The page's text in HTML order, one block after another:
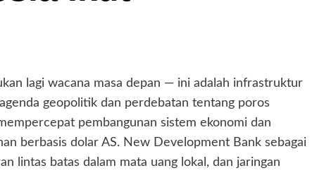
lagi wacana masa depan — ini adalah infrastruktur
geopolitik dan perdebatan tentang poros
pembangunan sistem ekonomi dan
berbasis dolar AS. New Development Bank sebagai
lintas batas dalam mata uang lokal, dan jaringan